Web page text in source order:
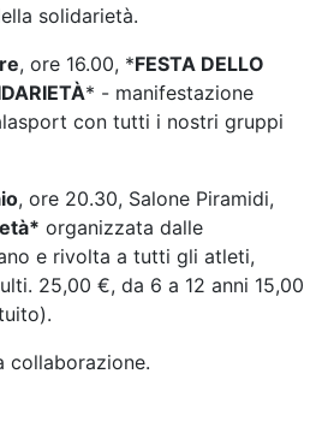
solidarietà.
, ore 16.00, *FESTA DELLO
* - manifestazione
con tutti i nostri gruppi
, ore 20.30, Salone Piramidi,
organizzata dalle
e rivolta a tutti gli atleti,
25,00 €, da 6 a 12 anni 15,00
collaborazione.